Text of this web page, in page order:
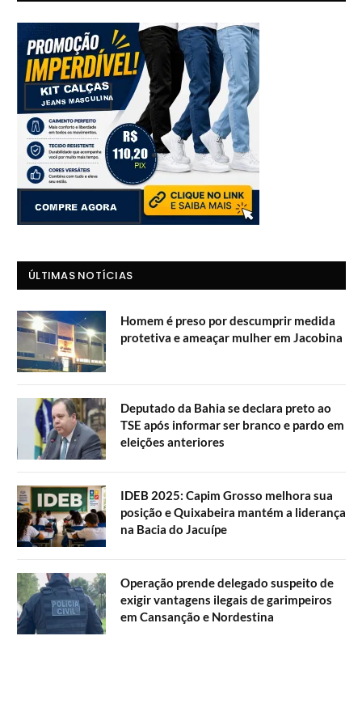
ÚLTIMAS NOTÍCIAS
Homem é preso por descumprir medida
protetiva e ameaçar mulher em Jacobina
Deputado da Bahia se declara preto ao
TSE após informar ser branco e pardo em
eleições anteriores
IDEB 2025: Capim Grosso melhora sua
posição e Quixabeira mantém a liderança
na Bacia do Jacuípe
Operação prende delegado suspeito de
exigir vantagens ilegais de garimpeiros
em Cansanção e Nordestina